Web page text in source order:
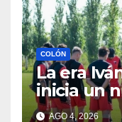
COLÓN
La era
inicia un
mira en
AGO 4, 2026